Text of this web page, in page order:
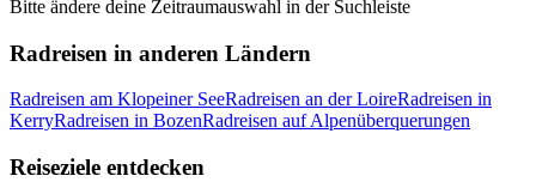
Bitte ändere deine Zeitraumauswahl in der Suchleiste
Radreisen in anderen Ländern
Radreisen am Klopeiner SeeRadreisen an der LoireRadreisen in
KerryRadreisen in BozenRadreisen auf Alpenüberquerungen
Reiseziele entdecken